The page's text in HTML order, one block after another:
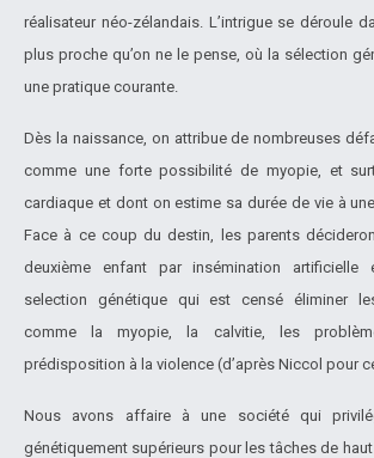
réalisateur néo-zélandais. L’intrigue se déroule
plus proche qu’on ne le pense, où la sélection
une pratique courante.
Dès la naissance, on attribue de nombreuses
comme une forte possibilité de myopie, et
cardiaque et dont on estime sa durée de vie à
Face à ce coup du destin, les parents
deuxième enfant par insémination
selection génétique qui est censé éliminer
comme la myopie, la calvitie, les
prédisposition à la violence (d’après Niccol pour
Nous avons affaire à une société qui
génétiquement supérieurs pour les tâches de haut